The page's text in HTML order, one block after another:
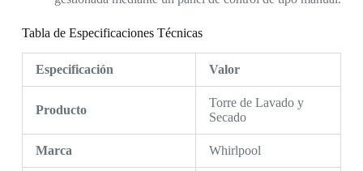
Tabla de Especificaciones Técnicas
Especificación Valor
Producto
Torre de Lavado y
Secado
Marca Whirlpool